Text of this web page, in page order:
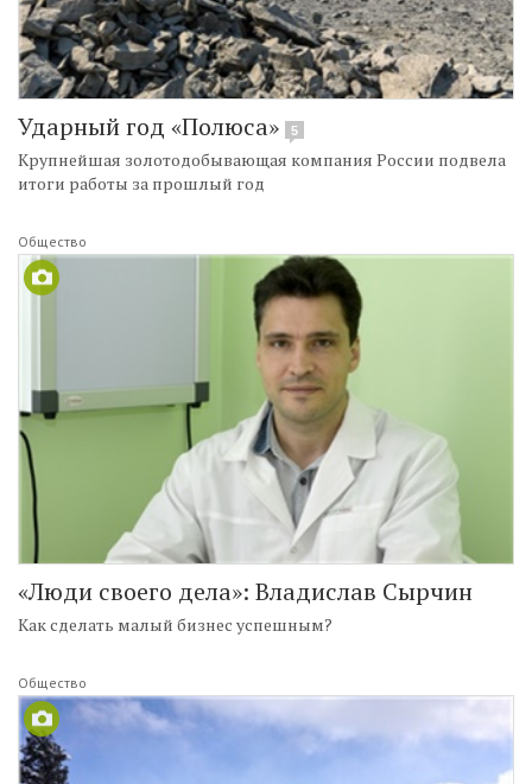
Ударный год «Полюса» 5
Крупнейшая золотодобывающая компания России подвела
итоги работы за прошлый год
Общество
«Люди своего дела»: Владислав Сырчин
Как сделать малый бизнес успешным?
Общество